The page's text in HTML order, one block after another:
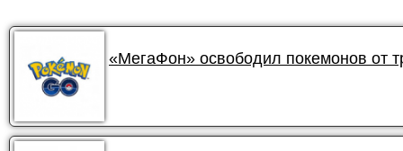
«МегаФон» освободил покемонов от